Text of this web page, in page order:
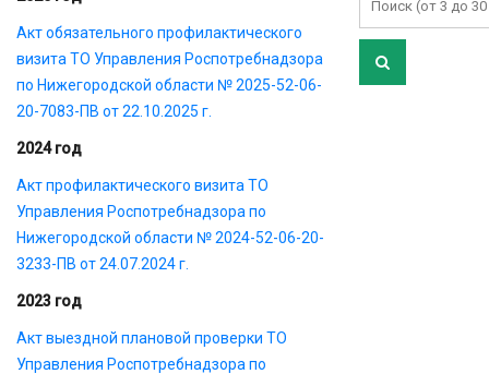
Акт обязательного профилактического
визита ТО Управления Роспотребнадзора
по Нижегородской области № 2025-52-06-
20-7083-ПВ от 22.10.2025 г.
2024 год
Акт профилактического визита ТО
Управления Роспотребнадзора по
Нижегородской области № 2024-52-06-20-
3233-ПВ от 24.07.2024 г.
2023 год
Акт выездной плановой проверки ТО
Управления Роспотребнадзора по